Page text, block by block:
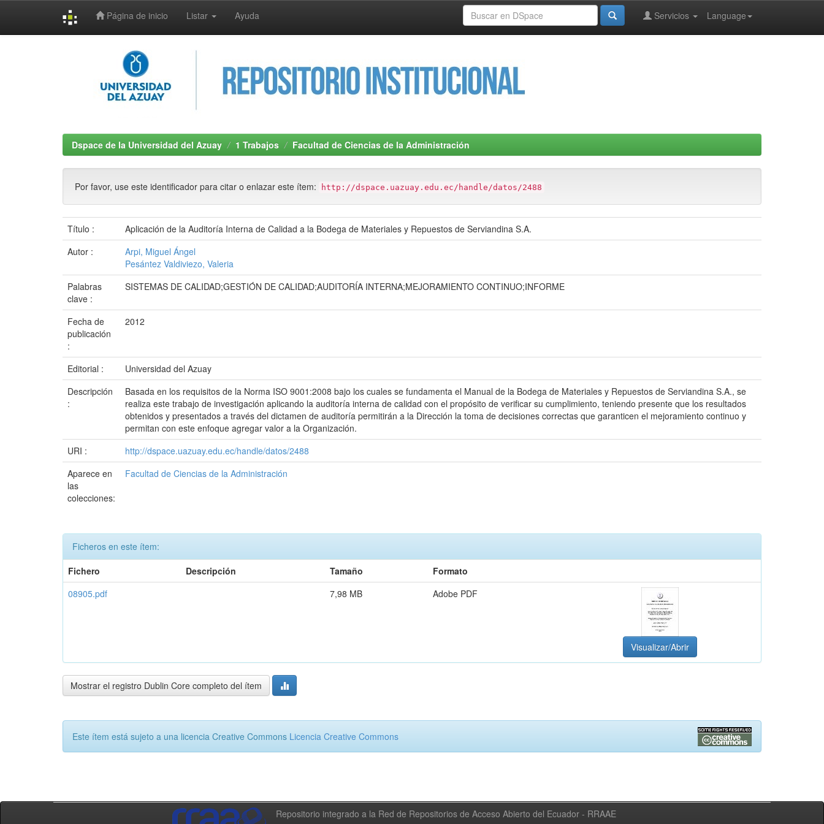
Página de inicio Listar Ayuda Language
Servicios
Dspace de la Universidad del Azuay 1 Trabajos Facultad de Ciencias de la Administración
Por favor, use este identificador para citar o enlazar este ítem: http://dspace.uazuay.edu.ec/handle/datos/2488
Título :
Aplicación de la Auditoría Interna de Calidad a la Bodega de Materiales y Repuestos de Serviandina S.A.
Autor :
Arpi, Miguel Ángel
Pesántez Valdiviezo, Valeria
Palabras
clave :
SISTEMAS DE CALIDAD;GESTIÓN DE CALIDAD;AUDITORÍA INTERNA;MEJORAMIENTO CONTINUO;INFORME
Fecha de
publicación
:
2012
Editorial :
Universidad del Azuay
Descripción
:
Basada en los requisitos de la Norma ISO 9001:2008 bajo los cuales se fundamenta el Manual de la Bodega de Materiales y Repuestos de Serviandina S.A., se
realiza este trabajo de investigación aplicando la auditoría interna de calidad con el propósito de verificar su cumplimiento, teniendo presente que los resultados
obtenidos y presentados a través del dictamen de auditoría permitirán a la Dirección la toma de decisiones correctas que garanticen el mejoramiento continuo y
permitan con este enfoque agregar valor a la Organización.
URI :
http://dspace.uazuay.edu.ec/handle/datos/2488
Aparece en
las
colecciones:
Facultad de Ciencias de la Administración
Ficheros en este ítem:
Fichero
Descripción Tamaño
Formato
08905.pdf
7,98 MB Adobe PDF
Visualizar/Abrir
Mostrar el registro Dublin Core completo del ítem
Este ítem está sujeto a una licencia Creative Commons Licencia Creative Commons
Repositorio integrado a la Red de Repositorios de Acceso Abierto del Ecuador - RRAAE